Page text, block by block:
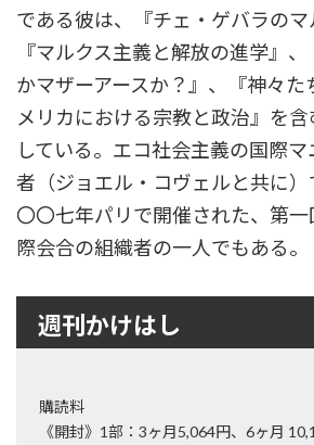
である彼は、『チェ・ゲバラのマ
『マルクス主義と解放の進学』
かマザーアースか？』、『神々た
メリカにおける宗教と政治』を
している。エコ社会主義の国際
者（ジョエル・コヴェルと共に
〇〇七年パリで開催された、第
際会合の組織者の一人でもある。
週刊かけはし
購読料
《開封》1部：3ヶ月5,064円、6ヶ月